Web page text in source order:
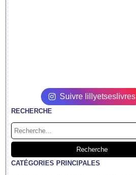
Suivre lillyetseslivres
RECHERCHE
CATÉGORIES PRINCIPALES